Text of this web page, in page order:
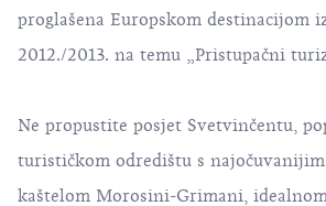
proglašena Europskom destinacijom
2012./2013. na temu „Pristupačni
Ne propustite posjet Svetvinčentu,
turističkom odredištu s
kaštelom Morosini-Grimani,